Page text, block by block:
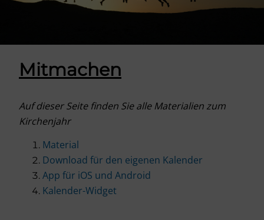
Mitmachen
Auf dieser Seite finden Sie alle Materialien zum
Kirchenjahr
Material
Download für den eigenen Kalender
App für iOS und Android
Kalender-Widget